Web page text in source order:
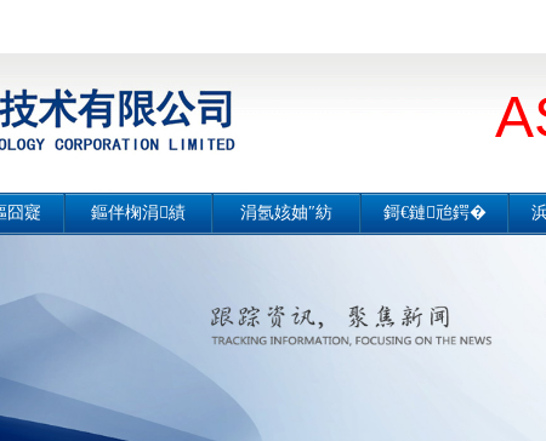
囧寲
鐗�
康
噰

鏂伴椈涓績
椤圭洰鍏ず
涓氬姟妯″紡
宸ョ▼鎬绘壙鍖�
鍚堝悓鑳芥簮绠＄悊鏈
宸ョ▼鐩戠悊
鎶€鏈兘鍔�
鑺傝兘鐜繚鎶€鏈�
鍩庡競鏈嶅姟